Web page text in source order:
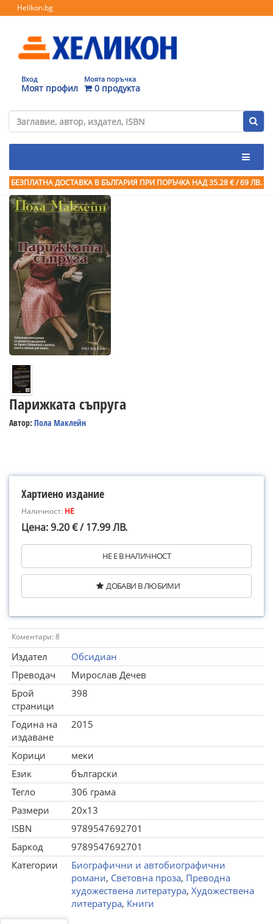
Helikon.bg
Вход
Моят профил
Моята поръчка
0 продукта
БЕЗПЛАТНА ДОСТАВКА В БЪЛГАРИЯ ПРИ ПОРЪЧКА НАД 35.28 € / 69 ЛВ.
Парижката съпруга
Автор: Пола Маклейн
Хартиено издание
Наличност: НЕ
Цена: 9.20 € / 17.99 ЛВ.
НЕ Е В НАЛИЧНОСТ
ДОБАВИ В ЛЮБИМИ
Коментари: 8
Издател
Обсидиан
Преводач
Мирослав Дечев
Брой
страници
398
Година на
издаване
2015
Корици
меки
Език
български
Тегло
306 грама
Размери
20x13
ISBN
9789547692701
Баркод
9789547692701
Категории
Биографични и автобиографични
романи, Световна проза, Преводна
художествена литература, Художествена
литература, Книги